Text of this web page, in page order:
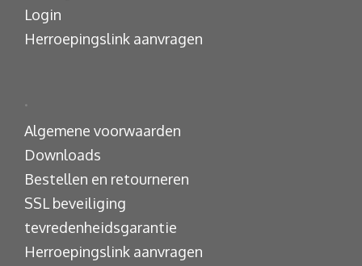
Login
Herroepingslink aanvragen
.
Algemene voorwaarden
Downloads
Bestellen en retourneren
SSL beveiliging
tevredenheidsgarantie
Herroepingslink aanvragen